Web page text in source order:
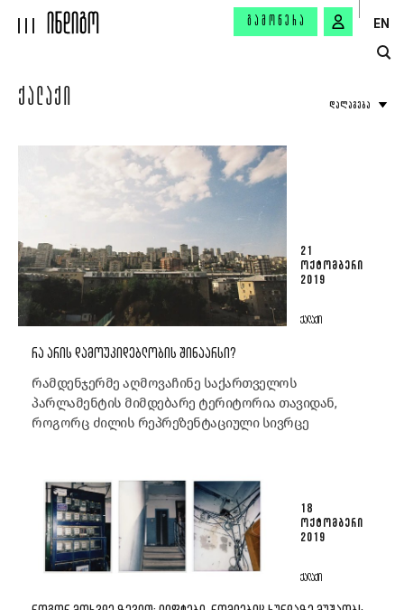
ᲒᲐᲛᲝᲬᲔᲠᲐ EN
ᲥᲐᲚᲐᲥᲘ ᲓᲐᲚᲐᲒᲔᲑᲐ
21
ᲝᲥᲢᲝᲛᲑᲔᲠᲘ
2019
ᲥᲐᲚᲐᲥᲘ
ᲠᲐ ᲐᲠᲘᲡ ᲓᲐᲛᲝᲣᲙᲘᲓᲔᲑᲚᲝᲑᲘᲡ ᲨᲘᲜᲐᲐᲠᲡᲘ?
რამდენჯერმე აღმოვაჩინე საქართველოს
პარლამენტის მიმდებარე ტერიტორია თავიდან,
როგორც ძილის რეპრეზენტაციული სივრცე
18
ᲝᲥᲢᲝᲛᲑᲔᲠᲘ
2019
ᲥᲐᲚᲐᲥᲘ